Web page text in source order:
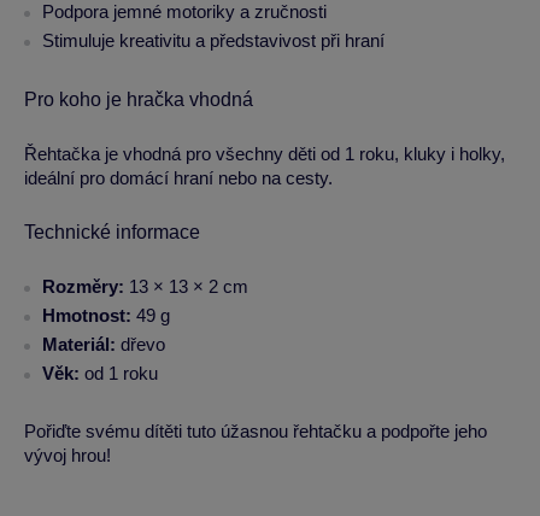
Podpora jemné motoriky a zručnosti
Stimuluje kreativitu a představivost při hraní
Pro koho je hračka vhodná
Řehtačka je vhodná pro všechny děti od 1 roku, kluky i holky,
ideální pro domácí hraní nebo na cesty.
Technické informace
Rozměry: 13 × 13 × 2 cm
Hmotnost: 49 g
Materiál: dřevo
Věk: od 1 roku
Pořiďte svému dítěti tuto úžasnou řehtačku a podpořte jeho
vývoj hrou!